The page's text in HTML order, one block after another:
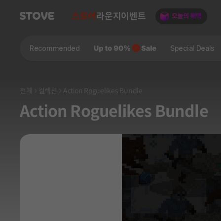
스토어 라운지 이벤트
Recommended Special Deals
전체 컬렉션 Action Roguelikes Bundle
Action Roguelikes Bundle